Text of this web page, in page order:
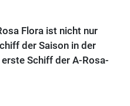
Flora ist nicht nur
der Saison in der
Schiff der A-Rosa-